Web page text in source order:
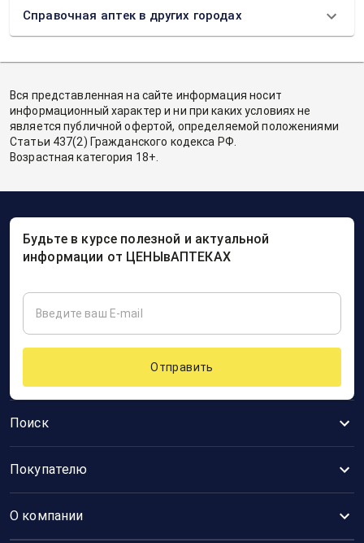
Справочная аптек в других городах
Вся представленная на сайте информация носит
информационный характер и ни при каких условиях не
является публичной офертой, определяемой положениями
Статьи 437(2) Гражданского кодекса РФ.
Возрастная категория 18+.
Поиск
Покупателю
О компании
Будьте в курсе полезной и актуальной
информации от ЦЕНЫвАПТЕКАХ
Отправить